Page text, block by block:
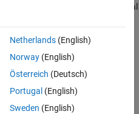
a signal, while preserving the signal
add anEvent Sendblock which
an event, while preserving the
row-major code generation.
Netherlands(English)
Norway(English)
Österreich (Deutsch)
Portugal (English)
Sweden (English)